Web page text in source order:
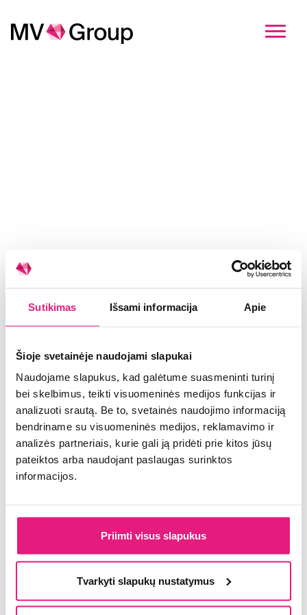
Sutikimas Išsami informacija Apie
Šioje svetainėje naudojami slapukai
Naudojame slapukus, kad galėtume suasmeninti turinį
bei skelbimus, teikti visuomeninės medijos funkcijas ir
analizuoti srautą. Be to, svetainės naudojimo informaciją
bendriname su visuomeninės medijos, reklamavimo ir
analizės partneriais, kurie gali ją pridėti prie kitos jūsų
pateiktos arba naudojant paslaugas surinktos
informacijos.
Priimti visus slapukus
Tvarkyti slapukų nustatymus
Siūlome darbą
Prisijunkite prie draugiško mūsų kolektyvo. Mes jums
tikslų kartu! Laisvas darbo vietas rasite sąraše
žemiau, o jei neradote šiuo metu tinkamos pozicijos
– atsiųskite savo CV:
Siųsti CV
Filtruoti pagal:
Įmonė
Miestas: 1
Rinktis failą* Nepasirinktas joks failas
Laukelius, pažymėtus žvaigždute, privaloma
užpildyti.